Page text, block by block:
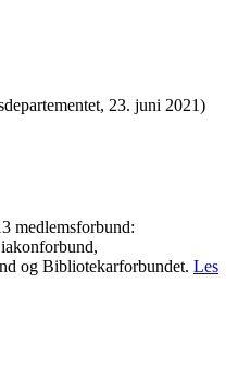
23. juni 2021)
medlemsforbund:
og Bibliotekarforbundet. Les